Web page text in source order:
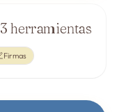
3 herramientas
Firmas